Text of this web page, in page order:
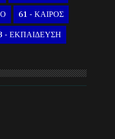
61 - ΚΑΙΡΟΣ
- ΕΚΠΑΙΔΕΥΣΗ